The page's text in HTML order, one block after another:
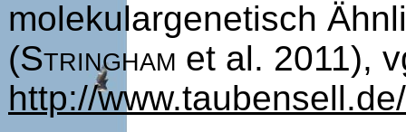
molekulargenetisch
(Stringham et al. 2011),
http://